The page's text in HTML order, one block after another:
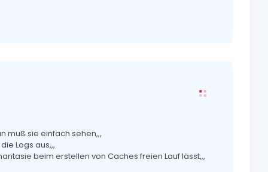
muß sie einfach sehen,,,
Logs aus,,,
beim erstellen von Caches freien Lauf lässt,,,